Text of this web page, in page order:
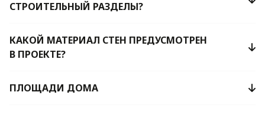
СТРОИТЕЛЬНЫЙ РАЗДЕЛЫ?
КАКОЙ МАТЕРИАЛ СТЕН ПРЕДУСМОТРЕН
В ПРОЕКТЕ?
ПЛОЩАДИ ДОМА